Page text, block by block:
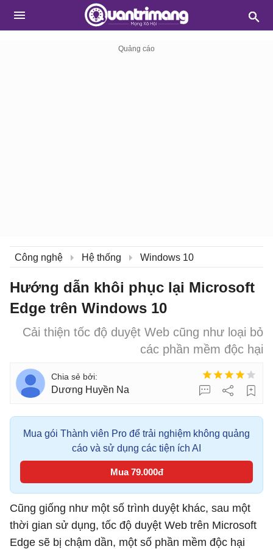
Công nghệ Hệ thống Windows 10
Hướng dẫn khôi phục lại Microsoft
Edge trên Windows 10
Cải thiện tốc độ duyệt Web cũng như loại bỏ
các phần mềm độc hại
Dương Huyền Na
Mua gói Thành viên Pro để trải nghiệm không quảng
cáo và sử dụng các tiện ích AI
Mua 79.000đ
Cũng giống như một số trình duyệt khác, sau một
thời gian sử dụng, tốc độ duyệt Web trên Microsoft
Edge sẽ bị chậm dần, một số phần mềm độc hại